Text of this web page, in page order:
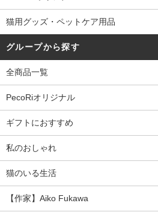
猫用グッズ・ペットケア用品
グループから探す
全商品一覧
PecoRiオリジナル
ギフトにおすすめ
私のおしゃれ
猫のいる生活
【作家】Aiko Fukawa